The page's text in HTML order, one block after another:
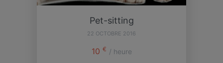
Pet-sitting
22 OCTOBRE 2016
10 € / heure